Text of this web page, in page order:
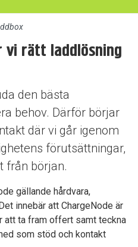
rätt laddlösning
den bästa
behov. Därför börjar
där vi går igenom
förutsättningar,
från början.
gällande hårdvara,
innebär att ChargeNode är
att ta fram offert samt teckna
som stöd och kontakt